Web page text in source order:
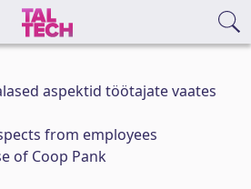
aspektid töötajate vaates
from employees
of Coop Pank